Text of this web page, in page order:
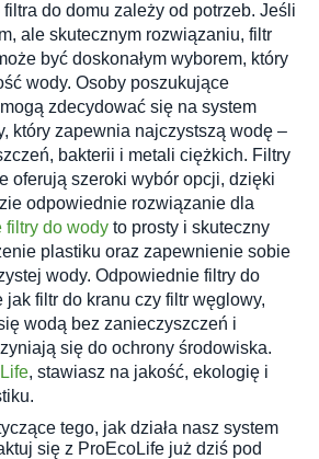
do domu zależy od potrzeb. Jeśli
ale skutecznym rozwiązaniu, filtr
być doskonałym wyborem, który
wody. Osoby poszukujące
zdecydować się na system
który zapewnia najczystszą wodę –
bakterii i metali ciężkich. Filtry
oferują szeroki wybór opcji, dzięki
odpowiednie rozwiązanie dla
filtry do wody to prosty i skuteczny
plastiku oraz zapewnienie sobie
wody. Odpowiednie filtry do
jak filtr do kranu czy filtr węglowy,
wodą bez zanieczyszczeń i
się do ochrony środowiska.
, stawiasz na jakość, ekologię i
tego, jak działa nasz system
się z ProEcoLife już dziś pod